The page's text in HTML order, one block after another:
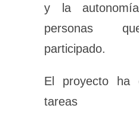
y la
personas
participado.
El proyecto ha
tareas